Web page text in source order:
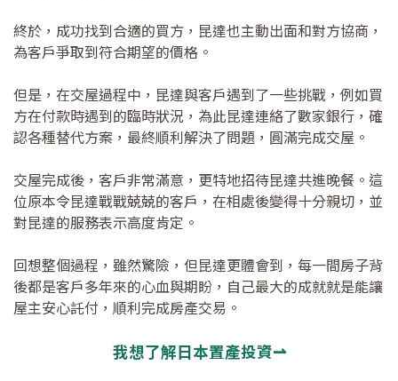
終於，成功找到合適的買方，昆達也主動出面和對方協商，
為客戶爭取到符合期望的價格。
但是，在交屋過程中，昆達與客戶遇到了一些挑戰，例如買
方在付款時遇到的臨時狀況，為此昆達連絡了數家銀行，確
認各種替代方案，最終順利解決了問題，圓滿完成交屋。
交屋完成後，客戶非常滿意，更特地招待昆達共進晚餐。這
位原本令昆達戰戰兢兢的客戶，在相處後變得十分親切，並
對昆達的服務表示高度肯定。
回想整個過程，雖然驚險，但昆達更體會到，每一間房子背
後都是客戶多年來的心血與期盼，自己最大的成就就是能讓
屋主安心託付，順利完成房產交易。
我想了解日本置產投資⇀